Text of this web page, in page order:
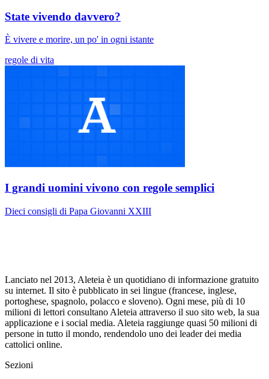
State vivendo davvero?
È vivere e morire, un po' in ogni istante
regole di vita
I grandi uomini vivono con regole semplici
Dieci consigli di Papa Giovanni XXIII
Lanciato nel 2013, Aleteia è un quotidiano di informazione gratuito
su internet. Il sito è pubblicato in sei lingue (francese, inglese,
portoghese, spagnolo, polacco e sloveno). Ogni mese, più di 10
milioni di lettori consultano Aleteia attraverso il suo sito web, la sua
applicazione e i social media. Aleteia raggiunge quasi 50 milioni di
persone in tutto il mondo, rendendolo uno dei leader dei media
cattolici online.
Sezioni